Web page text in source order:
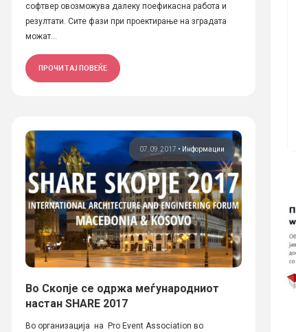
софтвер овозможува далеку поефикасна работа и
резултати. Сите фази при проектирање на зградата
можат...
ПРОЧИТАЈ ПОВЕЌЕ
07.09.2017 • Информации
Во Скопје се одржа меѓународниот
настан SHARE 2017
Во организација на Pro Event Association во